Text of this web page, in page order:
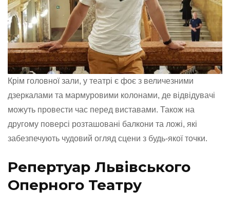
Крім головної зали, у театрі є фоє з величезними
дзеркалами та мармуровими колонами, де відвідувачі
можуть провести час перед виставами. Також на
другому поверсі розташовані балкони та ложі, які
забезпечують чудовий огляд сцени з будь-якої точки.
Репертуар Львівського
Оперного Театру